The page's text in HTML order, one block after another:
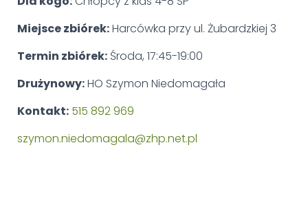
Miejsce zbiórek:Harcówka przy ul. Żubardzkiej 3
Termin zbiórek: Środa, 17:45-19:00
Drużynowy:HO Szymon Niedomagała
Kontakt: 515 892969
szymon.niedomagala@zhp.net.pl